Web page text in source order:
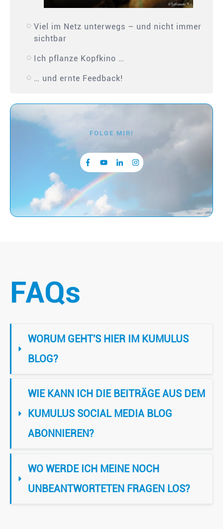
Viel im Netz unterwegs – und nicht immer
sichtbar
Ich pflanze Kopfkino …
… und ernte Feedback!
FOLGE MIR!
FAQs
WORUM GEHT'S HIER IM KUMULUS
BLOG?
WIE KANN ICH DIE BEITRÄGE AUS DEM
KUMULUS SOCIAL MEDIA BLOG
ABONNIEREN?
WO WERDE ICH MEINE NOCH
UNBEANTWORTETEN FRAGEN LOS?